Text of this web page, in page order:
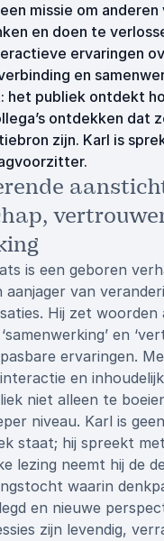
missie om anderen
en doen te
ervaringen
en
het publiek ontdekt
ontdekken dat
zijn. Karl is
is een geboren
aanjager van
Hij zet woorden
‘samenwerking’ en
ervaringen.
en
niet alleen te
niveau. Karl is
staat; hij spreekt
lezing neemt hij de
waarin
en nieuwe
zijn levendig,